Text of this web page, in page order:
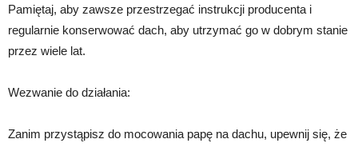
Pamiętaj, aby zawsze przestrzegać instrukcji producenta i
regularnie konserwować dach, aby utrzymać go w dobrym stanie
przez wiele lat.
Wezwanie do działania:
Zanim przystąpisz do mocowania papę na dachu, upewnij się, że